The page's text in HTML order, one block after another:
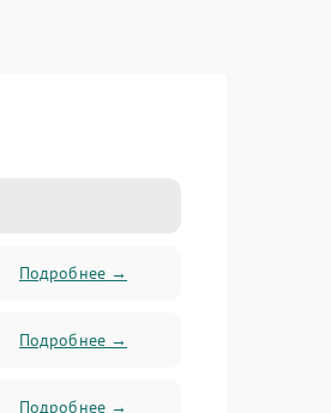
Подробнее →
Подробнее →
Подробнее →